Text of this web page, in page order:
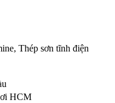
Thép sơn tĩnh điện
HCM